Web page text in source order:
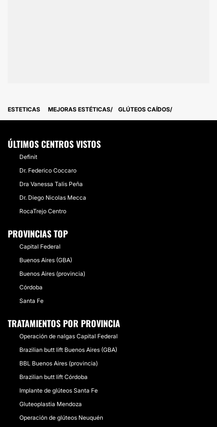
ESTETICAS MEJORAS ESTÉTICAS GLÚTEOS CAÍDOS
ÚLTIMOS CENTROS VISTOS
Definit
Dr. Federico Coccaro
Dra Vanessa Talis Peña
Dr. Diego Nicolas Mecca
RocaTrejo Centro
PROVINCIAS TOP
Capital Federal
Buenos Aires (GBA)
Buenos Aires (provincia)
Córdoba
Santa Fe
TRATAMIENTOS POR PROVINCIA
Operación de nalgas Capital Federal
Brazilian butt lift Buenos Aires (GBA)
BBL Buenos Aires (provincia)
Brazilian butt lift Córdoba
Implante de glúteos Santa Fe
Gluteoplastia Mendoza
Operación de glúteos Neuquén